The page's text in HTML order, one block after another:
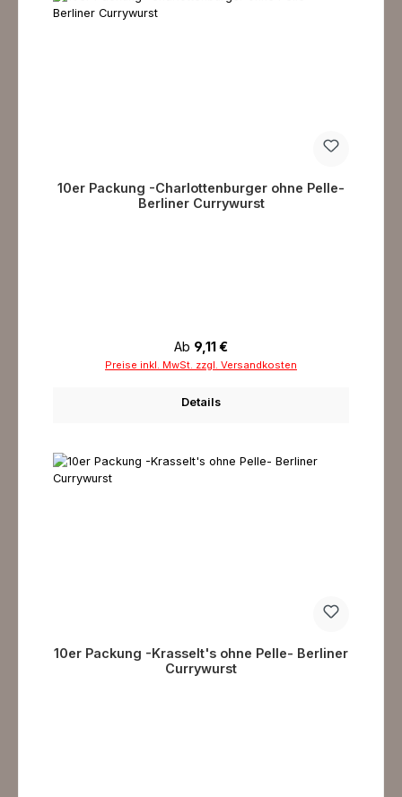
10er Packung -Charlottenburger ohne Pelle-
Berliner Currywurst
Regulärer Preis:
Ab 9,11 €
Preise inkl. MwSt. zzgl. Versandkosten
Details
10er Packung -Krasselt's ohne Pelle- Berliner
Currywurst